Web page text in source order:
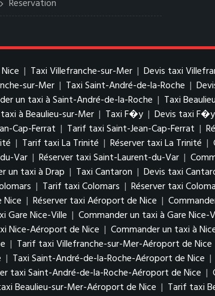
Reservation
| Taxi Villefranche-sur-Mer | Devis taxi
sur-Mer | Taxi Saint-André-de-la-Roche |
un taxi à Saint-André-de-la-Roche | Taxi
à Beaulieu-sur-Mer | Taxi F�y | Devis taxi F�y
Cap-Ferrat | Tarif taxi Saint-Jean-Cap-Ferrat |
| Tarif taxi La Trinité | Réserver taxi La Trinité |
Var | Réserver taxi Saint-Laurent-du-Var |
un taxi à Drap | Taxi Cantaron | Devis taxi
| Tarif taxi Colomars | Réserver taxi
| Réserver taxi Aéroport de Nice |
Gare Nice-Ville | Commander un taxi à Gare Nice-
Nice-Aéroport de Nice | Commander un taxi à
| Tarif taxi Villefranche-sur-Mer-Aéroport de Nice
| Taxi Saint-André-de-la-Roche-Aéroport de Nice |
taxi Saint-André-de-la-Roche-Aéroport de Nice |
Beaulieu-sur-Mer-Aéroport de Nice | Tarif taxi